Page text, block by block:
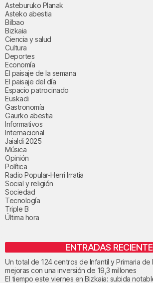
Asteburuko Planak
Asteko abestia
Bilbao
Bizkaia
Ciencia y salud
Cultura
Deportes
Economía
El paisaje de la semana
El paisaje del día
Espacio patrocinado
Euskadi
Gastronomía
Gaurko abestia
Informativos
Internacional
Jaialdi 2025
Música
Opinión
Política
Radio Popular-Herri Irratia
Social y religión
Sociedad
Tecnología
Triple B
Última hora
ENTRADAS
Un total de 124 centros de Infantil y Primaria de
mejoras con una inversión de 19,3 millones
El tiempo este viernes en Bizkaia: subida